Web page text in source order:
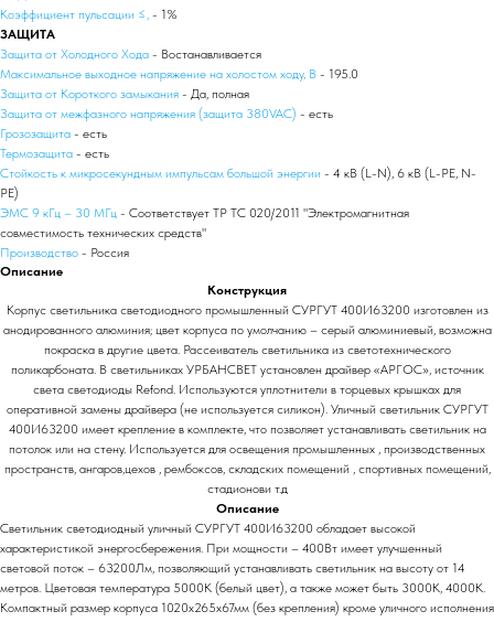
Коэффициент пульсации ≤, - 1%
ЗАЩИТА
Защита от Холодного Хода - Востанавливается
Максимальное выходное напряжение на холостом ходу, В - 195.0
Защита от Короткого замыкания - Да, полная
Защита от межфазного напряжения (защита 380VAC) - есть
Грозозащита - есть
Термозащита - есть
Стойкость к микросекундным импульсам большой энергии - 4 кВ (L-N), 6 кВ (L-PE, N-
PE)
ЭМС 9 кГц – 30 МГц - Соответствует ТР ТС 020/2011 "Электромагнитная
совместимость технических средств"
Производство - Россия
Описание
Конструкция
Корпус светильника светодиодного промышленный СУРГУТ 400И63200 изготовлен из
анодированного алюминия; цвет корпуса по умолчанию – серый алюминиевый, возможна
покраска в другие цвета. Рассеиватель светильника из светотехнического
поликарбоната. В светильниках УРБАНСВЕТ установлен драйвер «АРГОС», источник
света светодиоды Refond. Используются уплотнители в торцевых крышках для
оперативной замены драйвера (не используется силикон). Уличный светильник СУРГУТ
400И63200 имеет крепление в комплекте, что позволяет устанавливать светильник на
потолок или на стену. Используется для освещения промышленных , производственных
пространств, ангаров,цехов , рембоксов, складских помещений , спортивных помещений,
стадионови т.д
Описание
Светильник светодиодный уличный СУРГУТ 400И63200 обладает высокой
характеристикой энергосбережения. При мощности – 400Вт имеет улучшенный
световой поток – 63200Лм, позволяющий устанавливать светильник на высоту от 14
метров. Цветовая температура 5000К (белый цвет), а также может быть 3000К, 4000К.
Компактный размер корпуса 1020х265х67мм (без крепления) кроме уличного исполнения